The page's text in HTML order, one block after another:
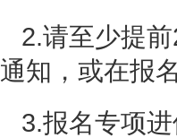
2.请至少提
通知，或在报
3.报名专项